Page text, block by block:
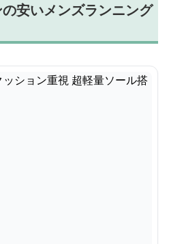
安いメンズランニング